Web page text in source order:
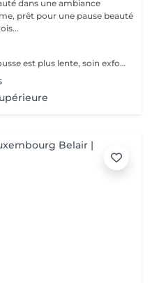
dans une ambiance
prêt pour une pause beauté
trois...
La tester c'est l'adopter : la repousse est plus lente, soin exfoliant en même temps, plus efficace sur le long terme.